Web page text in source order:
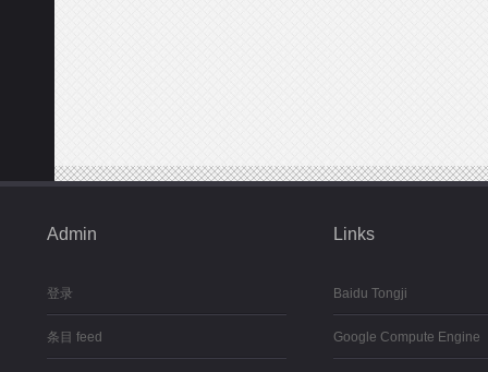
Admin
登录
条目 feed
Links
Baidu Tongji
Google Compute Engine